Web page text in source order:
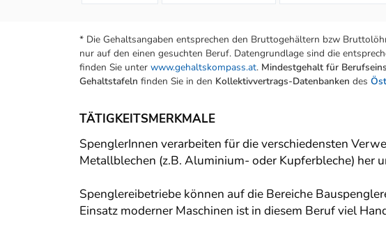
* Die Gehaltsangaben entsprechen den Bruttogehältern bzw
nur auf den einen gesuchten Beruf. Datengrundlage sind die
finden Sie unter www.gehaltskompass.at. Mindestgehalt für
Gehaltstafeln finden Sie in den Kollektivvertrags-Datenbanken des
TÄTIGKEITSMERKMALE
SpenglerInnen verarbeiten für die verschiedensten
Metallblechen (z.B. Aluminium- oder Kupferbleche) her
Spenglereibetriebe können auf die Bereiche
Einsatz moderner Maschinen ist in diesem Beruf viel